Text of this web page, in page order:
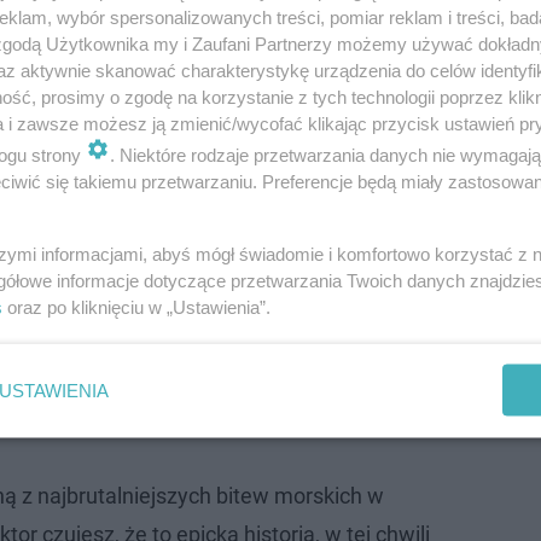
od Królewskiej Przystani. To właśnie tam w
życie stracił jeden z kluczowych bohaterów, a
kosztem.
"Jeśli tak wygląda zwycięstwo, to nigdy
(Steve Toussaint).
Cameli o najbardziej wzruszającej
| Wywiady ESKA
a Rhaenyra Targaryen (Emma D'Arcy)
już w pierwszym odcinku trzeciego sezonu
z najbrutalniejszych bitew morskich w
czujesz, że to epicka historia, w tej chwili
wybór spersonalizowanych treści, pomiar reklam i treści,
Użytkownika my i Zaufani Partnerzy możemy używać
aktywnie skanować charakterystykę urządzenia do celów
prosimy o zgodę na korzystanie z tych technologii poprzez
i zawsze możesz ją zmienić/wycofać klikając przycisk ustawień
strony
. Niektóre rodzaje przetwarzania danych nie
się takiemu przetwarzaniu. Preferencje będą miały
informacjami, abyś mógł świadomie i komfortowo korzystać z
informacje dotyczące przetwarzania Twoich danych
oraz po kliknięciu w „Ustawienia”.
USTAWIENIA